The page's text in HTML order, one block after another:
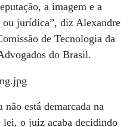
a imagem e a
ou jurídica”, diz Alexandre
de Tecnologia da
do Brasil.
está demarcada na
lei, o juiz acaba decidindo